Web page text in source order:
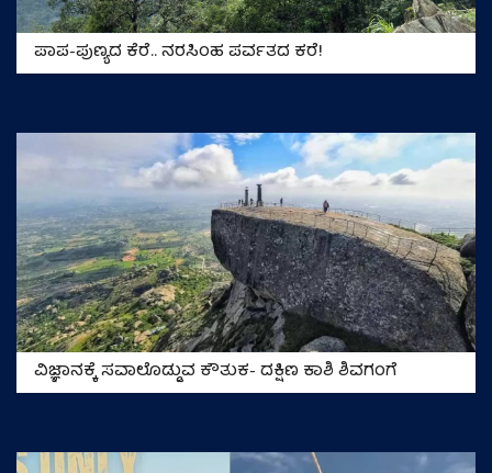
ಪಾಪ-ಪುಣ್ಯದ ಕೆರೆ.. ನರಸಿಂಹ ಪರ್ವತದ ಕರೆ!
ವಿಜ್ಞಾನಕ್ಕೆ ಸವಾಲೊಡ್ಡುವ ಕೌತುಕ- ದಕ್ಷಿಣ ಕಾಶಿ ಶಿವಗಂಗೆ